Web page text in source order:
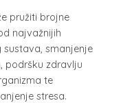
pružiti brojne
najvažnijih
smanjenje
podršku zdravlju
te
stresa.